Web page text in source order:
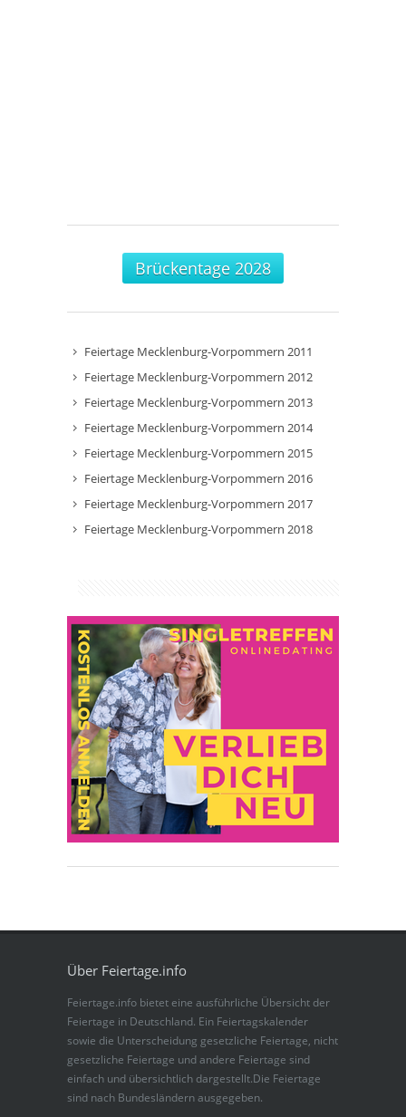
Brückentage 2028
Feiertage Mecklenburg-Vorpommern 2011
Feiertage Mecklenburg-Vorpommern 2012
Feiertage Mecklenburg-Vorpommern 2013
Feiertage Mecklenburg-Vorpommern 2014
Feiertage Mecklenburg-Vorpommern 2015
Feiertage Mecklenburg-Vorpommern 2016
Feiertage Mecklenburg-Vorpommern 2017
Feiertage Mecklenburg-Vorpommern 2018
Über Feiertage.info
Feiertage.info bietet eine ausführliche Übersicht der
Feiertage in Deutschland. Ein Feiertagskalender
sowie die Unterscheidung gesetzliche Feiertage, nicht
gesetzliche Feiertage und andere Feiertage sind
einfach und übersichtlich dargestellt.Die Feiertage
sind nach Bundesländern ausgegeben.